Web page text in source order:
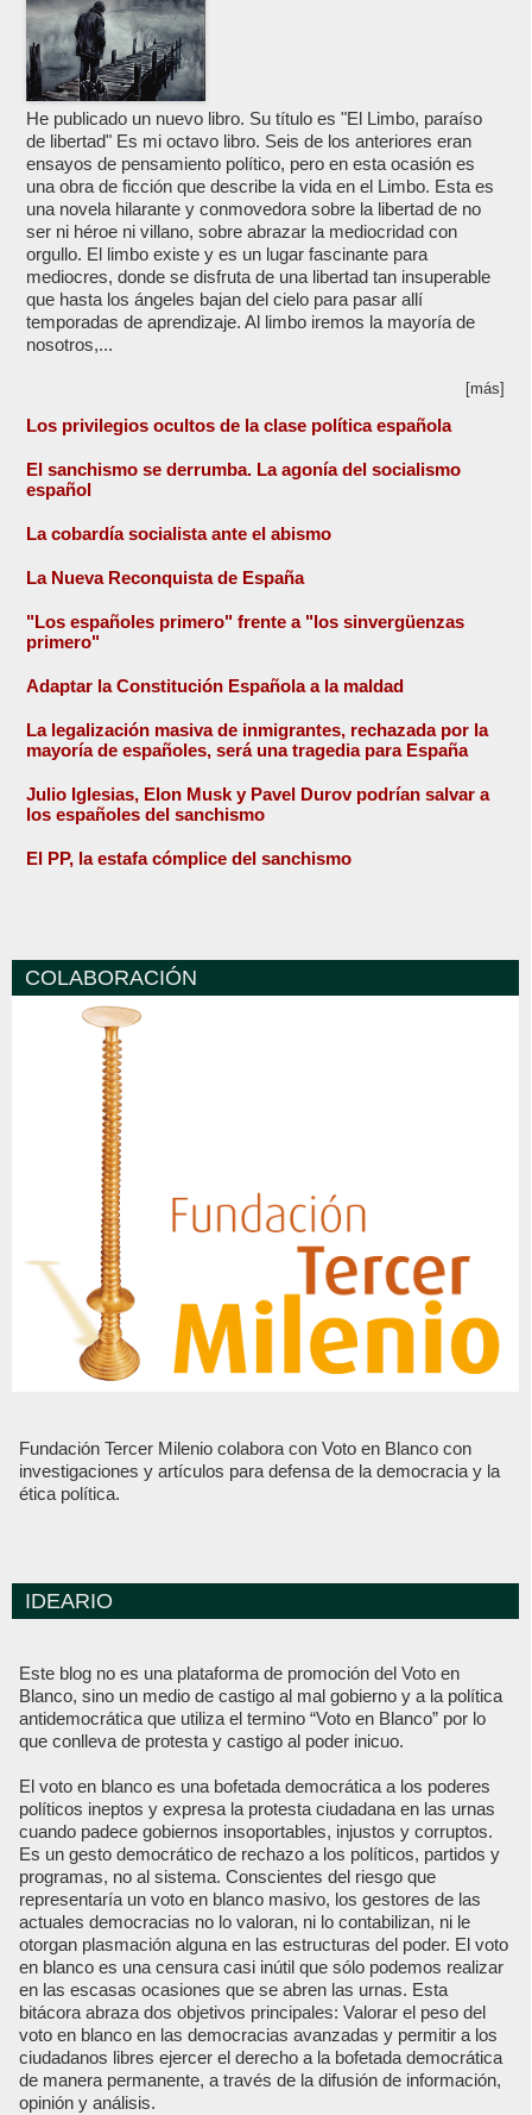
He publicado un nuevo libro. Su título es "El Limbo, paraíso
de libertad" Es mi octavo libro. Seis de los anteriores eran
ensayos de pensamiento político, pero en esta ocasión es
una obra de ficción que describe la vida en el Limbo. Esta es
una novela hilarante y conmovedora sobre la libertad de no
ser ni héroe ni villano, sobre abrazar la mediocridad con
orgullo. El limbo existe y es un lugar fascinante para
mediocres, donde se disfruta de una libertad tan insuperable
que hasta los ángeles bajan del cielo para pasar allí
temporadas de aprendizaje. Al limbo iremos la mayoría de
nosotros,...
[más]
Los privilegios ocultos de la clase política española
El sanchismo se derrumba. La agonía del socialismo
español
La cobardía socialista ante el abismo
La Nueva Reconquista de España
"Los españoles primero" frente a "los sinvergüenzas
primero"
Adaptar la Constitución Española a la maldad
La legalización masiva de inmigrantes, rechazada por la
mayoría de españoles, será una tragedia para España
Julio Iglesias, Elon Musk y Pavel Durov podrían salvar a
los españoles del sanchismo
El PP, la estafa cómplice del sanchismo
COLABORACIÓN
Fundación Tercer Milenio colabora con Voto en Blanco con
investigaciones y artículos para defensa de la democracia y la
ética política.
IDEARIO
Este blog no es una plataforma de promoción del Voto en
Blanco, sino un medio de castigo al mal gobierno y a la política
antidemocrática que utiliza el termino “Voto en Blanco” por lo
que conlleva de protesta y castigo al poder inicuo.
El voto en blanco es una bofetada democrática a los poderes
políticos ineptos y expresa la protesta ciudadana en las urnas
cuando padece gobiernos insoportables, injustos y corruptos.
Es un gesto democrático de rechazo a los políticos, partidos y
programas, no al sistema. Conscientes del riesgo que
representaría un voto en blanco masivo, los gestores de las
actuales democracias no lo valoran, ni lo contabilizan, ni le
otorgan plasmación alguna en las estructuras del poder. El voto
en blanco es una censura casi inútil que sólo podemos realizar
en las escasas ocasiones que se abren las urnas. Esta
bitácora abraza dos objetivos principales: Valorar el peso del
voto en blanco en las democracias avanzadas y permitir a los
ciudadanos libres ejercer el derecho a la bofetada democrática
de manera permanente, a través de la difusión de información,
opinión y análisis.